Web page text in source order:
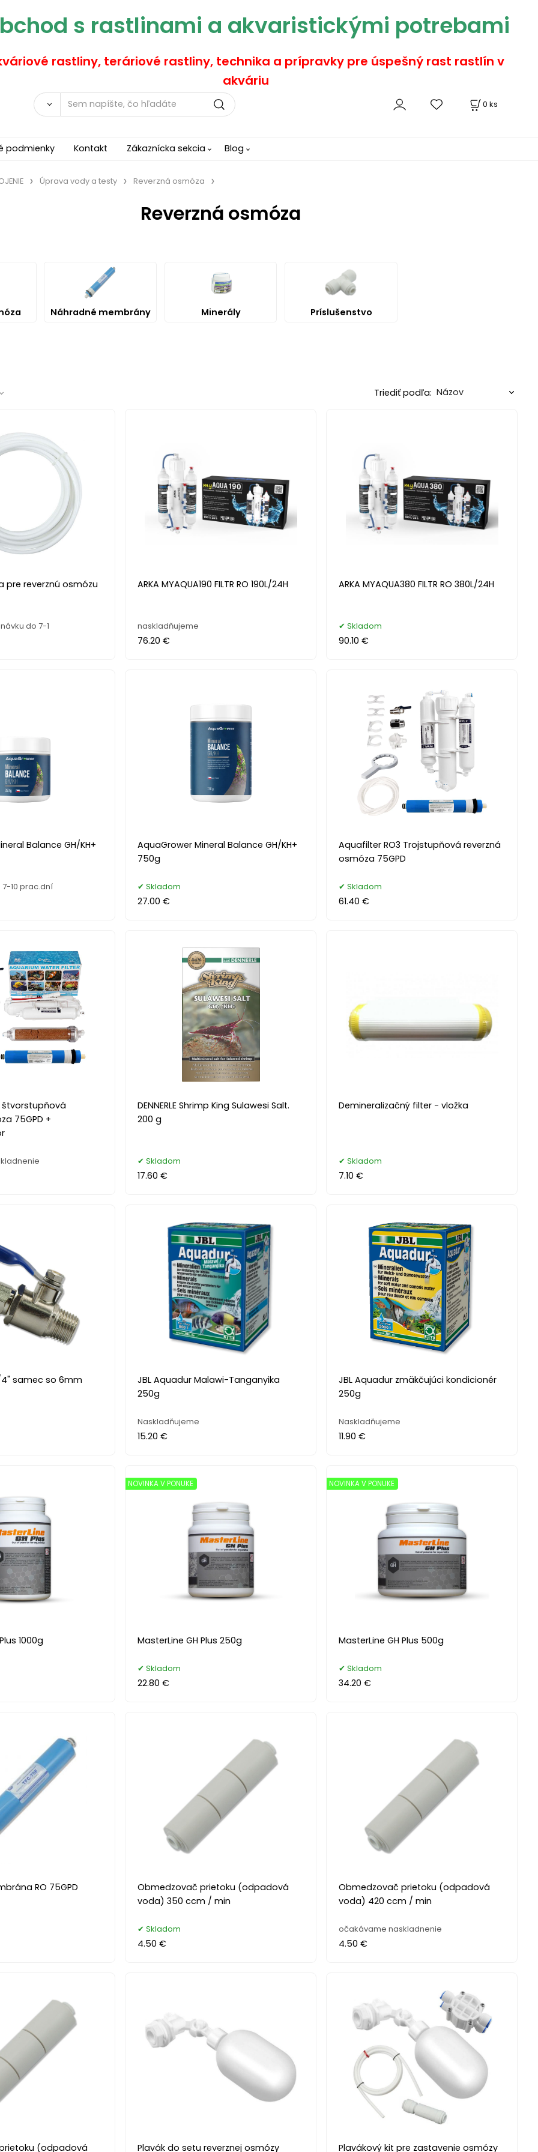
s rastlinami a akvaristickými potrebami
rastliny, teráriové rastliny, technika a prípravky pre úspešný rast rastlín v
akváriu
0 ks
podmienky Kontakt Zákaznícka sekcia Blog
Úprava vody a testy Reverzná osmóza
Reverzná osmóza
Náhradné membrány Minerály Príslušenstvo
Triediť podľa:
pre reverznú osmózu
do 7-1
ARKA MYAQUA190 FILTR RO 190L/24H
naskladňujeme
76.20 €
ARKA MYAQUA380 FILTR RO 380L/24H
Skladom
90.10 €
Balance GH/KH+
10 prac.dní
AquaGrower Mineral Balance GH/KH+
750g
Skladom
27.00 €
Aquafilter RO3 Trojstupňová reverzná
osmóza 75GPD
Skladom
61.40 €
štvorstupňová
75GPD +
DENNERLE Shrimp King Sulawesi Salt.
200 g
Skladom
17.60 €
Demineralizačný filter - vložka
Skladom
7.10 €
samec so 6mm
JBL Aquadur Malawi-Tanganyika
250g
Naskladňujeme
15.20 €
JBL Aquadur zmäkčujúci kondicionér
250g
Naskladňujeme
11.90 €
1000g MasterLine GH Plus 250g
NOVINKA V PONUKE
Skladom
22.80 €
MasterLine GH Plus 500g
NOVINKA V PONUKE
Skladom
34.20 €
RO 75GPD
Obmedzovač prietoku (odpadová
voda) 350 ccm / min
Skladom
4.50 €
Obmedzovač prietoku (odpadová
voda) 420 ccm / min
očakávame naskladnenie
4.50 €
(odpadová Plavák do setu reverznej osmózy Plavákový kit pre zastavenie osmózy